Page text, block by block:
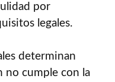
por
legales.
determinan
no cumple con la